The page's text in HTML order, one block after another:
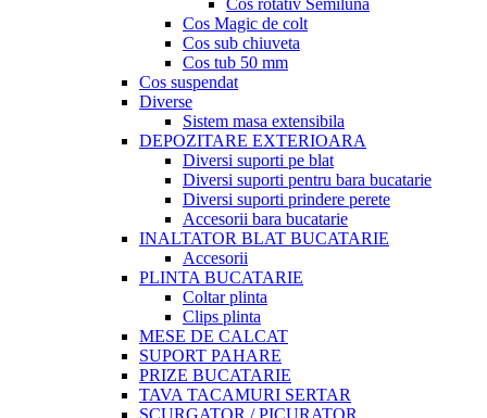
Cos rotativ Semiluna
Cos Magic de colt
Cos sub chiuveta
Cos tub 50 mm
Cos suspendat
Diverse
Sistem masa extensibila
DEPOZITARE EXTERIOARA
Diversi suporti pe blat
Diversi suporti pentru bara bucatarie
Diversi suporti prindere perete
Accesorii bara bucatarie
INALTATOR BLAT BUCATARIE
Accesorii
PLINTA BUCATARIE
Coltar plinta
Clips plinta
MESE DE CALCAT
SUPORT PAHARE
PRIZE BUCATARIE
TAVA TACAMURI SERTAR
SCURGATOR / PICURATOR